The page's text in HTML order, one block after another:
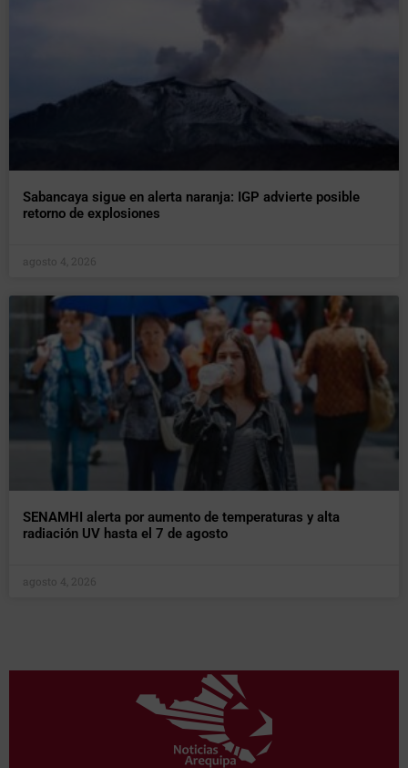
Sabancaya sigue en alerta naranja: IGP advierte posible
retorno de explosiones
agosto 4, 2026
SENAMHI alerta por aumento de temperaturas y alta
radiación UV hasta el 7 de agosto
agosto 4, 2026